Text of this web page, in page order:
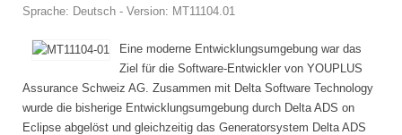
Sprache: Deutsch - Version: MT11104.01
Eine moderne Entwicklungsumgebung war das
Ziel für die Software-Entwickler von YOUPLUS
Assurance Schweiz AG. Zusammen mit Delta Software Technology
wurde die bisherige Entwicklungsumgebung durch Delta ADS on
Eclipse abgelöst und gleichzeitig das Generatorsystem Delta ADS